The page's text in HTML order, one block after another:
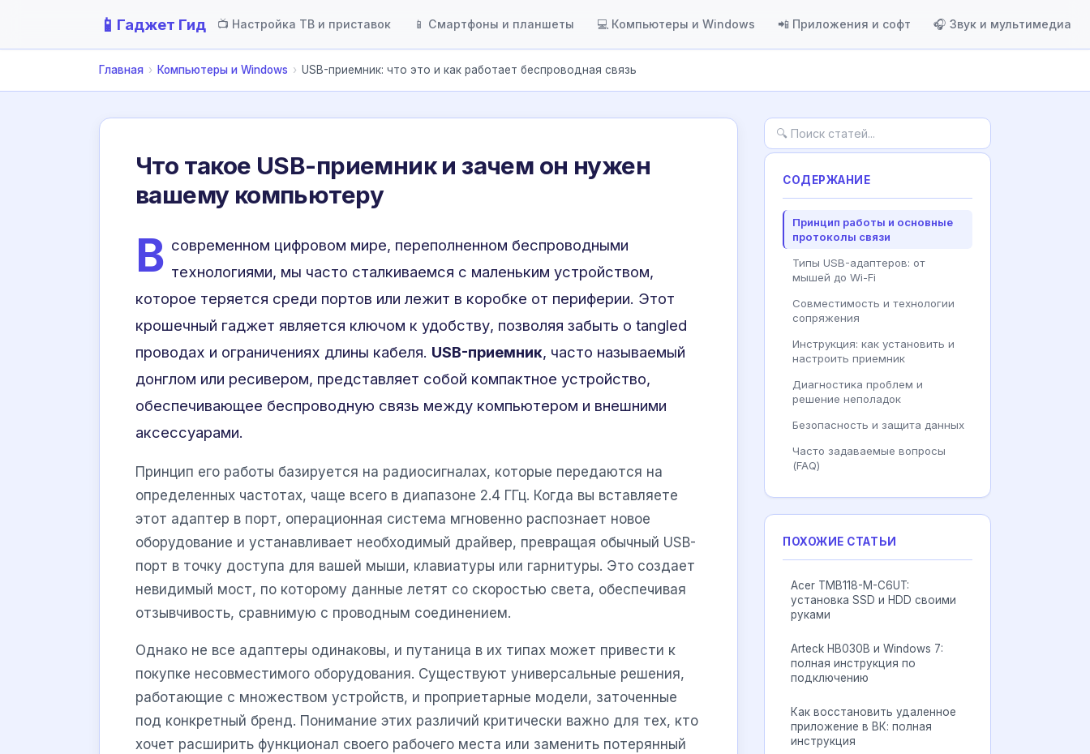
📱 Гаджет Гид 📺 Настройка ТВ и приставок 📱 Смартфоны и планшеты 💻 Компьютеры и Windows 📲 Приложения и софт 🎧 Звук и мультимедиа
Главная › Компьютеры и Windows › USB-приемник: что это и как работает беспроводная связь
Что такое USB-приемник и зачем он нужен
вашему компьютеру
В современном цифровом мире, переполненном беспроводными
технологиями, мы часто сталкиваемся с маленьким устройством,
которое теряется среди портов или лежит в коробке от периферии. Этот
крошечный гаджет является ключом к удобству, позволяя забыть о tangled
проводах и ограничениях длины кабеля. USB-приемник, часто называемый
донглом или ресивером, представляет собой компактное устройство,
обеспечивающее беспроводную связь между компьютером и внешними
аксессуарами.
Принцип его работы базируется на радиосигналах, которые передаются на
определенных частотах, чаще всего в диапазоне 2.4 ГГц. Когда вы вставляете
этот адаптер в порт, операционная система мгновенно распознает новое
оборудование и устанавливает необходимый драйвер, превращая обычный USB-
порт в точку доступа для вашей мыши, клавиатуры или гарнитуры. Это создает
невидимый мост, по которому данные летят со скоростью света, обеспечивая
отзывчивость, сравнимую с проводным соединением.
Однако не все адаптеры одинаковы, и путаница в их типах может привести к
покупке несовместимого оборудования. Существуют универсальные решения,
работающие с множеством устройств, и проприетарные модели, заточенные
под конкретный бренд. Понимание этих различий критически важно для тех, кто
хочет расширить функционал своего рабочего места или заменить потерянный
СОДЕРЖАНИЕ
Принцип работы и основные
протоколы связи
Типы USB-адаптеров: от
мышей до Wi-Fi
Совместимость и технологии
сопряжения
Инструкция: как установить и
настроить приемник
Диагностика проблем и
решение неполадок
Безопасность и защита данных
Часто задаваемые вопросы
(FAQ)
ПОХОЖИЕ СТАТЬИ
Acer TMB118-M-C6UT:
установка SSD и HDD своими
руками
Arteck HB030B и Windows 7:
полная инструкция по
подключению
Как восстановить удаленное
приложение в ВК: полная
инструкция